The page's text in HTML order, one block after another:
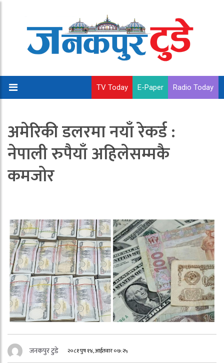
TV Today E-Paper Radio Today
अमेरिकी डलरमा नयाँ रेकर्ड :
नेपाली रुपैयाँ अहिलेसम्मकै
कमजोर
जनकपुर टुडे २०८१ पुष १४, आईतवार ०७:२५